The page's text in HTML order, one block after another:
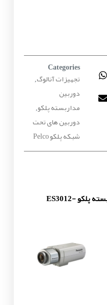
Categories
تجهیزات آنالوگ,
دوربین
مداربسته پلکو,
دوربین های تحت
شبکه پلکو Pelco
محصولات مرتبط با دوربین مداربسته پلکو ES3012-